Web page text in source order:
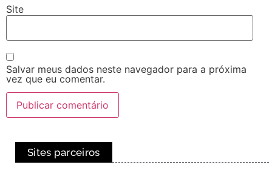
Site
Salvar meus dados neste navegador para a próxima
vez que eu comentar.
Sites parceiros